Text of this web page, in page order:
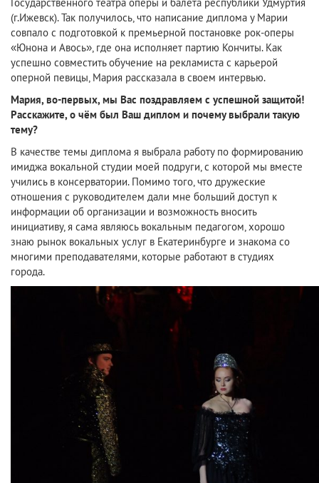
(г.Ижевск). Так получилось, что написание диплома у Марии
совпало с подготовкой к премьерной постановке рок-оперы
«Юнона и Авось», где она исполняет партию Кончиты. Как
успешно совместить обучение на рекламиста с карьерой
оперной певицы, Мария рассказала в своем интервью.
Мария, во-первых, мы Вас поздравляем с успешной защитой!
Расскажите, о чём был Ваш диплом и почему выбрали такую
тему?
В качестве темы диплома я выбрала работу по формированию
имиджа вокальной студии моей подруги, с которой мы вместе
учились в консерватории. Помимо того, что дружеские
отношения с руководителем дали мне больший доступ к
информации об организации и возможность вносить
инициативу, я сама являюсь вокальным педагогом, хорошо
знаю рынок вокальных услуг в Екатеринбурге и знакома со
многими преподавателями, которые работают в студиях
города.